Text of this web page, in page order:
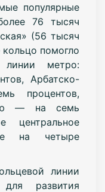
популярные
76 тысяч
(56 тысяч
помогло
линии метро:
Арбатско-
процентов,
— на семь
центральное
на четыре
линии
развития